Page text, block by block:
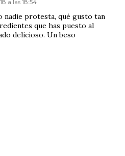
a las 18:54
nadie protesta, qué gusto tan
que has puesto al
delicioso. Un beso